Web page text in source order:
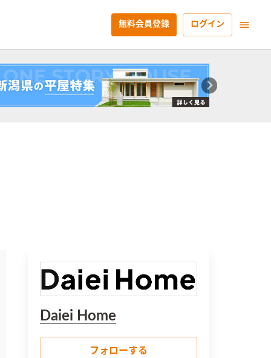
無料会員登録 ログイン
Daiei Home
フォローする